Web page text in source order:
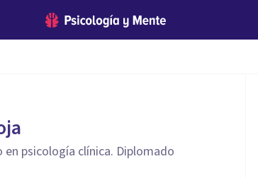
psicología clínica. Diplomado